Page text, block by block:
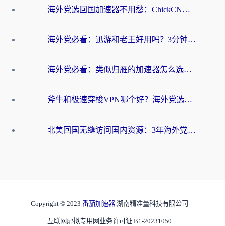
海外党选回国加速器不用愁：ChickCN和洞见哪个好？一篇搞定所有疑问
海外党必看：迅游和老王好用吗？3分钟选对加速国内网络的加速器
海外党必看：类似归雁的加速器怎么选？一篇搞定无缝访问国内资源
斧牛和极速穿梭VPN哪个好？海外党选回国加速器必看的真实对比与避坑指南
北美回国无缝访问国内资源：3年海外党亲测的加速器选择指南
Copyright © 2023 番茄加速器 湖南精准量科技有限公司
互联网虚拟专用网业务许可证 B1-20231050